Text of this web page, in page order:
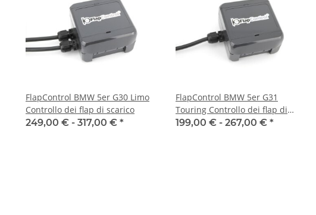
FlapControl BMW 5er G30 Limo
Controllo dei flap di scarico
249,00 € - 317,00 € *
FlapControl BMW 5er G31
Touring Controllo dei flap di
scarico
199,00 € - 267,00 € *